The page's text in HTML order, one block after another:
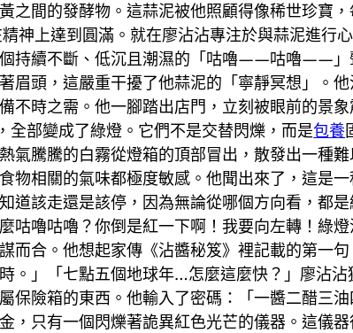
之間的發酵物。這蒜泥被他照顧得像稀世珍寶
上達到圓滿。就在廖沾沾專注於與蒜泥進行
持續不斷、低沉且潮濕的「咕嚕——咕嚕——」
眉頭，這嚴重干擾了他蒜泥的「寧靜冥想」。
不時之需。他一腳踏出店門，立刻被眼前的景
全部變成了綠燈。它們不是交替閃爍，而是包養
氣騰騰的白霧從燈箱的頂部冒出，散發出一
物相關的氣味都極度敏感。他聞出來了，這是
道該走還是該停，因為無論從哪個方向看，都
咕嚕咕嚕？你倒是紅一下啊！我要向左轉！綠
而合。他想起家傳《沾醬秘笈》裡記載的第一
。」「七點五個地球年…怎麼這麼快？」廖沾
保險箱的東西。他輸入了密碼：「一醬二醋三
，只有一個閃爍著詭異紅色光芒的儀器。這儀